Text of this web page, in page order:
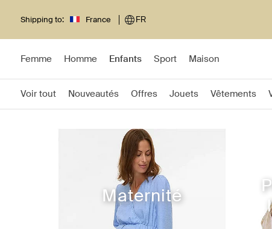
Shipping to: France FR
Femme Homme Enfants Sport Maison
Voir tout Nouveautés Offres Jouets Vêtements
Maternité